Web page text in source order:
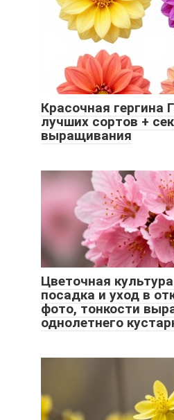
Красочная гергина
лучших сортов +
выращивания
Цветочная
посадка и уход в
фото, тонкости
однолетнего